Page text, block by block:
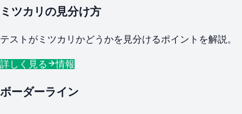
ミツカリの見分け方
テストがミツカリかどうかを見分けるポイントを解説。
詳しく見る 情報
ボーダーライン